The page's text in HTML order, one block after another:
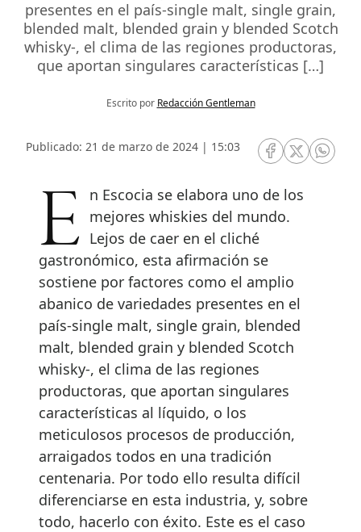
presentes en el país-single malt, single grain,
blended malt, blended grain y blended Scotch
whisky-, el clima de las regiones productoras,
que aportan singulares características […]
Escrito por Redacción Gentleman
Publicado: 21 de marzo de 2024 | 15:03
RRSS Facebook
RRSSRRSS
En Escocia se elabora uno de los mejores whiskies del mundo.
Lejos de caer en el cliché
gastronómico, esta afirmación se
sostiene por factores como el amplio
abanico de variedades presentes en el
país-single malt, single grain, blended
malt, blended grain y blended Scotch
whisky-, el clima de las regiones
productoras, que aportan singulares
características al líquido, o los
meticulosos procesos de producción,
arraigados todos en una tradición
centenaria. Por todo ello resulta difícil
diferenciarse en esta industria, y, sobre
todo, hacerlo con éxito. Este es el caso